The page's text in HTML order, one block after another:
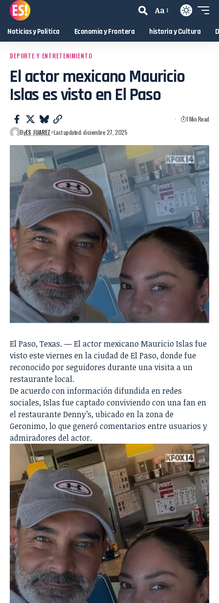
Aa
Noticias y Política Economía y Frontera historia y Cultura
DEPORTE Y ENTRETENIMIENTO
El actor mexicano Mauricio
Islas es visto en El Paso
ByES JUAREZ Last updated: diciembre 27, 2025
1 Min Read
El Paso, Texas. — El actor mexicano Mauricio Islas fue
visto este viernes en la ciudad de El Paso, donde fue
reconocido por seguidores durante una visita a un
restaurante local.
De acuerdo con información difundida en redes
sociales, Islas fue captado conviviendo con una fan en
el restaurante Denny’s, ubicado en la zona de
Geronimo, lo que generó comentarios entre usuarios y
admiradores del actor.